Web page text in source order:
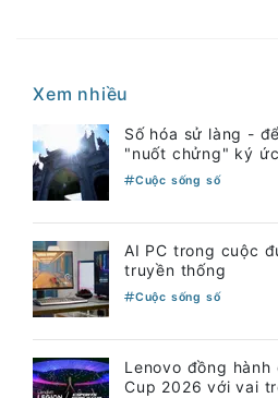
Xem nhiều
Số hóa sử làng -
"nuốt chửng" ký ức
Cuộc sống số
AI PC trong cuộc
truyền thống
Cuộc sống số
Lenovo đồng hành
Cup 2026 với vai